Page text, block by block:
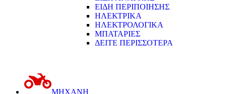
ΕΙΔΗ ΠΕΡΙΠΟΙΗΣΗΣ
ΗΛΕΚΤΡΙΚΑ
ΗΛΕΚΤΡΟΛΟΓΙΚΑ
ΜΠΑΤΑΡΙΕΣ
ΔΕΙΤΕ ΠΕΡΙΣΣΟΤΕΡΑ
ΜΗΧΑΝΗ